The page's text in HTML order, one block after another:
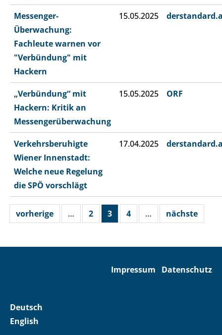
Messenger-
Überwachung:
Fachleute warnen vor
"Verbündung" mit
Hackern
15.05.2025
„Verbündung“ mit
Hackern: Kritik an
Messengerüberwachung
15.05.2025 ORF
Verkehrsberuhigte
Wiener Innenstadt:
Welche neue Regelung
die SPÖ vorschlägt
17.04.2025
vorherige … 2 3 4 … nächste
Impressum Datenschutz
Deutsch
English